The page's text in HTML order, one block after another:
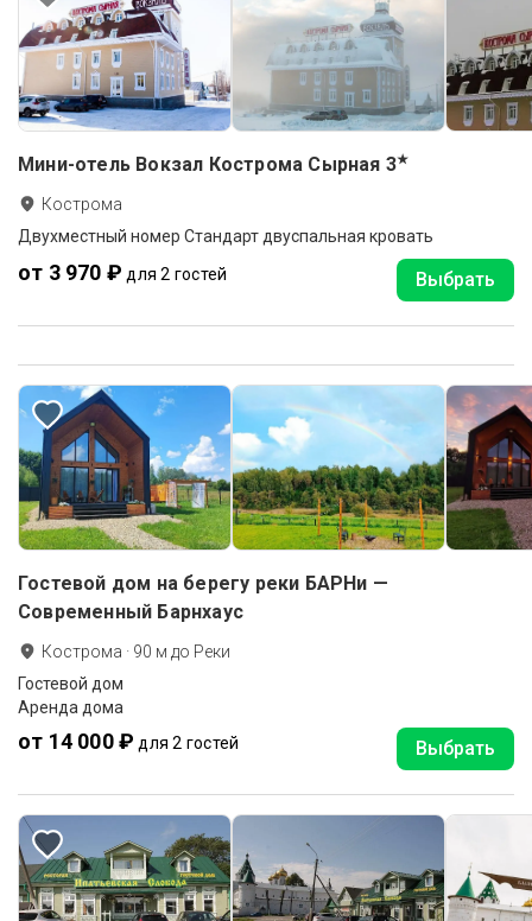
Мини-отель Вокзал Кострома Сырная 3★
Кострома
Двухместный номер Стандарт двуспальная кровать
от 3 970 ₽ для 2 гостей Выбрать
Гостевой дом на берегу реки БАРНи —
Современный Барнхаус
Кострома · 90 м до Реки
Гостевой дом
Аренда дома
от 14 000 ₽ для 2 гостей Выбрать